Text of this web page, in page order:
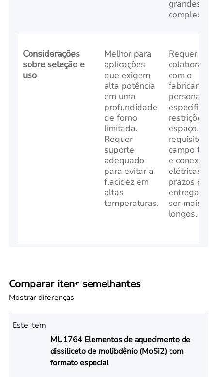
grandes ou
complexas.
Considerações
sobre seleção e
uso
Melhor para
aplicações
que exigem
alta potência
em uma
profundidade
de forno
limitada.
Requer
suporte
adequado
para evitar a
flacidez em
altas
temperaturas.
Requer
colaboração
com o
fabricante
restrições
espaço,
requisitos
campo
e conexões
elétricas. Os
prazos de
entrega
ser mais
longos.
Comparar itens semelhantes
Mostrar diferenças
Este item
MU1764 Elementos de aquecimento de
dissiliceto de molibdênio (MoSi2) com
formato especial